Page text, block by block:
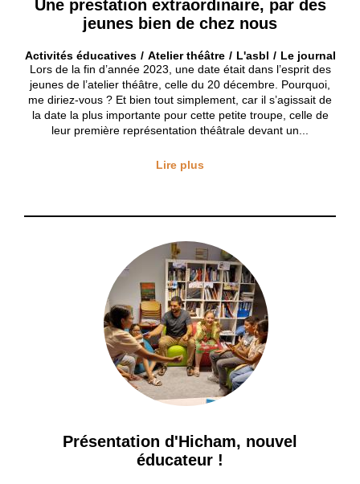
Une prestation extraordinaire, par des
jeunes bien de chez nous
Activités éducatives Atelier théâtre L'asbl
Le journal
Lors de la fin d’année 2023, une date était dans l’esprit des
jeunes de l’atelier théâtre, celle du 20 décembre. Pourquoi,
me diriez-vous ? Et bien tout simplement, car il s’agissait de
la date la plus importante pour cette petite troupe, celle de
leur première représentation théâtrale devant un...
Lire plus
Présentation d'Hicham, nouvel
éducateur !